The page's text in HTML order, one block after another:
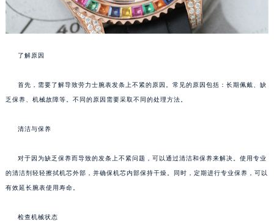
了解原因
首先，需要了解导致劳力士腕表发条上不紧的原因。常见的原因包括：长期佩戴、缺
乏保养、机械故障等。不同的原因需要采取不同的处理方法。
清洁与保养
对于因为缺乏保养而导致的发条上不紧问题，可以通过清洁和保养来解决。使用专业
的清洁剂轻轻擦拭机芯外部，并确保机芯内部保持干燥。同时，定期进行专业保养，可以
有效延长腕表使用寿命。
检查机械状态